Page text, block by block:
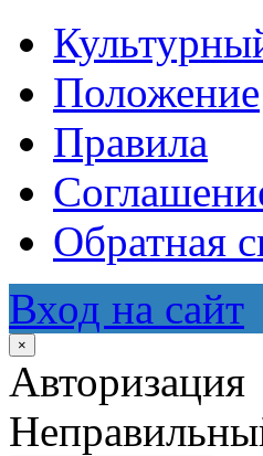
Положение
Правила
Обратная
Вход на сайт
×
Авторизация